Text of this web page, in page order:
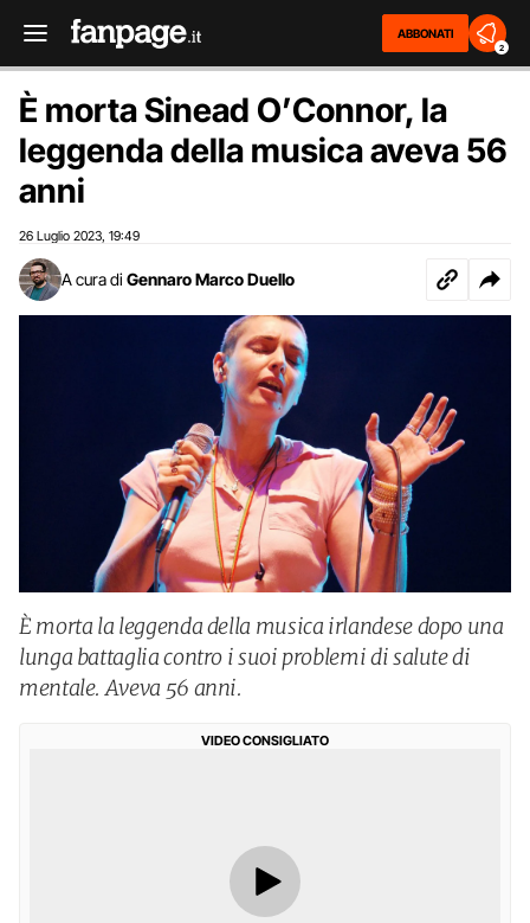
ABBONATI
2
È morta Sinead O’Connor, la
leggenda della musica aveva 56
anni
26 Luglio 2023 19:49
A cura di Gennaro Marco Duello
È morta la leggenda della musica irlandese dopo una
lunga battaglia contro i suoi problemi di salute di
mentale. Aveva 56 anni.
VIDEO CONSIGLIATO